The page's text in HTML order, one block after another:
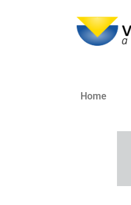
Home